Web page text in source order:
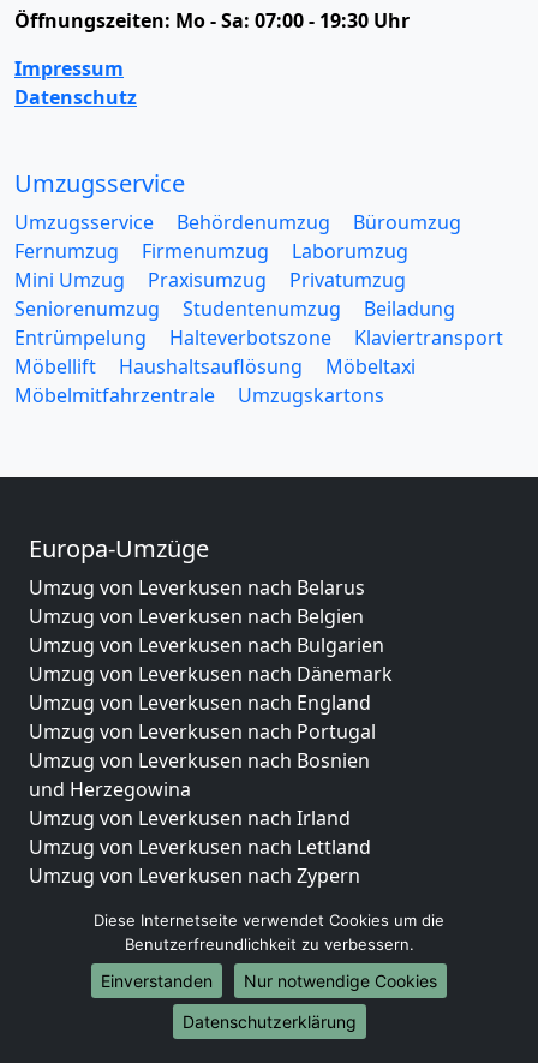
Öffnungszeiten: Mo - Sa: 07:00 - 19:30 Uhr
Impressum
Datenschutz
Umzugsservice
Umzugsservice Behördenumzug
Büroumzug
Fernumzug
Firmenumzug
Laborumzug
Mini Umzug
Praxisumzug
Privatumzug
Seniorenumzug
Studentenumzug
Beiladung
Entrümpelung
Halteverbotszone
Klaviertransport
Möbellift
Haushaltsauflösung
Möbeltaxi
Möbelmitfahrzentrale
Umzugskartons
Europa-Umzüge
Umzug von Leverkusen nach Belarus
Umzug von Leverkusen nach Belgien
Umzug von Leverkusen nach Bulgarien
Umzug von Leverkusen nach Dänemark
Umzug von Leverkusen nach England
Umzug von Leverkusen nach Portugal
Umzug von Leverkusen nach Bosnien
und Herzegowina
Umzug von Leverkusen nach Irland
Umzug von Leverkusen nach Lettland
Umzug von Leverkusen nach Zypern
Umzug von Leverkusen nach Estland
Umzug von Leverkusen nach Finnland
Umzug von Leverkusen nach Frankreich
Umzug von Leverkusen nach Griechenland
Umzug von Leverkusen nach Italien
Diese Internetseite verwendet Cookies um die
Benutzerfreundlichkeit zu verbessern.
Einverstanden
Nur notwendige Cookies
Datenschutzerklärung